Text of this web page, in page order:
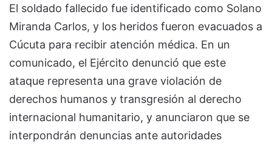
El soldado fallecido fue identificado como Solano
Miranda Carlos, y los heridos fueron evacuados a
Cúcuta para recibir atención médica. En un
comunicado, el Ejército denunció que este
ataque representa una grave violación de
derechos humanos y transgresión al derecho
internacional humanitario, y anunciaron que se
interpondrán denuncias ante autoridades